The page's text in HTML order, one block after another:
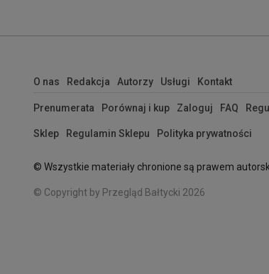
O nas Redakcja Autorzy Usługi Kontakt
Prenumerata Porównaj i kup Zaloguj FAQ
Sklep Regulamin Sklepu Polityka prywatności
© Wszystkie materiały chronione są prawem
© Copyright by Przegląd Bałtycki 2026